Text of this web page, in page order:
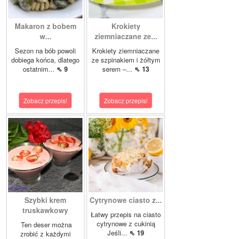
Makaron z bobem
w...
Sezon na bób powoli
dobiega końca, dlatego
ostatnim... ⇖ 9
Zobacz przepis!
Krokiety
ziemniaczane ze...
Krokiety ziemniaczane
ze szpinakiem i żółtym
serem –... ⇖ 13
Zobacz przepis!
Szybki krem
truskawkowy
Ten deser można
zrobić z każdymi
Cytrynowe ciasto z...
Łatwy przepis na ciasto
cytrynowe z cukinią
Jeśli... ⇖ 19